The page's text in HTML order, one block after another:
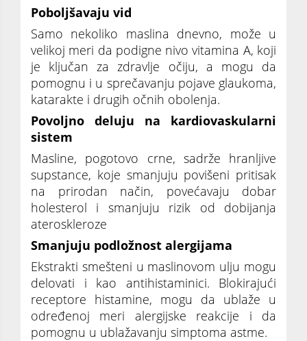
Poboljšavaju vid
Samo nekoliko maslina dnevno, može u
velikoj meri da podigne nivo vitamina A, koji
je ključan za zdravlje očiju, a mogu da
pomognu i u sprečavanju pojave glaukoma,
katarakte i drugih očnih obolenja.
Povoljno deluju na kardiovaskularni
sistem
Masline, pogotovo crne, sadrže hranljive
supstance, koje smanjuju povišeni pritisak
na prirodan način, povećavaju dobar
holesterol i smanjuju rizik od dobijanja
ateroskleroze
Smanjuju podložnost alergijama
Ekstrakti smešteni u maslinovom ulju mogu
delovati i kao antihistaminici. Blokirajući
receptore histamine, mogu da ublaže u
određenoj meri alergijske reakcije i da
pomognu u ublažavanju simptoma astme.